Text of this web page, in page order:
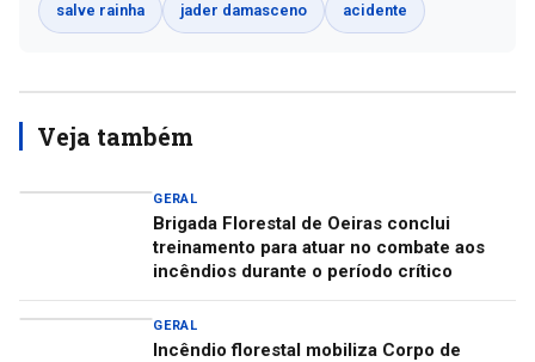
salve rainha jader damasceno acidente
Veja também
GERAL
Brigada Florestal de Oeiras conclui
treinamento para atuar no combate aos
incêndios durante o período crítico
GERAL
Incêndio florestal mobiliza Corpo de